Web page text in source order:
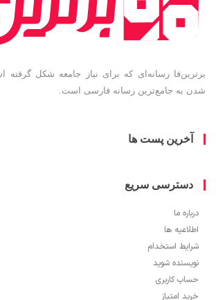
رسانه‌ای که برای نیاز جامعه شکل گرفته است
جامع‌ترین رسانه فارسی است.
پست ها
سریع
ها
استخدام
شوید
کاربری
امتیاز